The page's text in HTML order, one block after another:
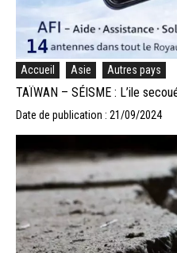
Accueil Asie Autres pays
TAÏWAN – SÉISME : L’ile
Date de publication : 21/09/2024